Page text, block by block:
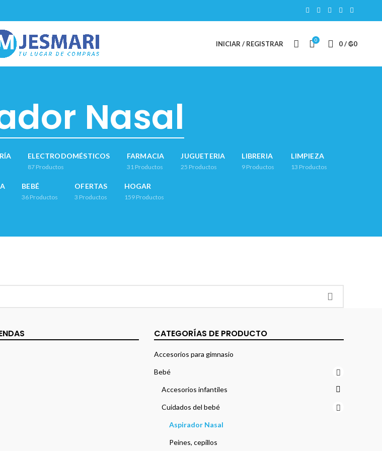
INICIAR / REGISTRAR 0 0/ ₲0
Nasal
ELECTRODOMÉSTICOS
87 Productos
FARMACIA
31 Productos
JUGUETERIA
25 Productos
LIBRERIA
9 Productos
LIMPIEZA
13 Productos
BEBÉ
36 Productos
OFERTAS
3 Productos
HOGAR
159 Productos
CATEGORÍAS DE PRODUCTO
Accesorios para gimnasio
Bebé
Accesorios infantiles
Cuidados del bebé
Aspirador Nasal
Peines, cepillos